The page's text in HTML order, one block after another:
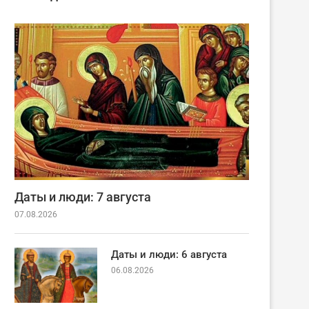
Даты и люди: 7 августа
07.08.2026
Даты и люди: 6 августа
06.08.2026